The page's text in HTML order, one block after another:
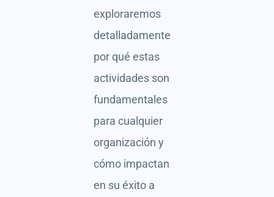
exploraremos
detalladamente
por qué estas
actividades son
fundamentales
para cualquier
organización y
cómo impactan
en su éxito a